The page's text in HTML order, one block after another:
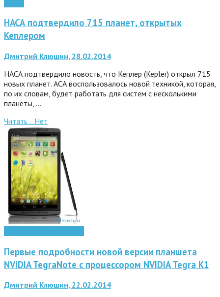
НАСА подтвердило 715 планет, открытых
Кеплером
Дмитрий Клюшин, 28.02.2014
НАСА подтвердило новость, что Кеплер (Kepler) открыл 715
новых планет. АСА воспользовалось новой техникой, которая,
по их словам, будет работать для систем с несколькими
планеты, …
Читать .. Нет
Первые подробности новой версии планшета
NVIDIA TegraNote с процессором NVIDIA Tegra K1
Дмитрий Клюшин, 22.02.2014